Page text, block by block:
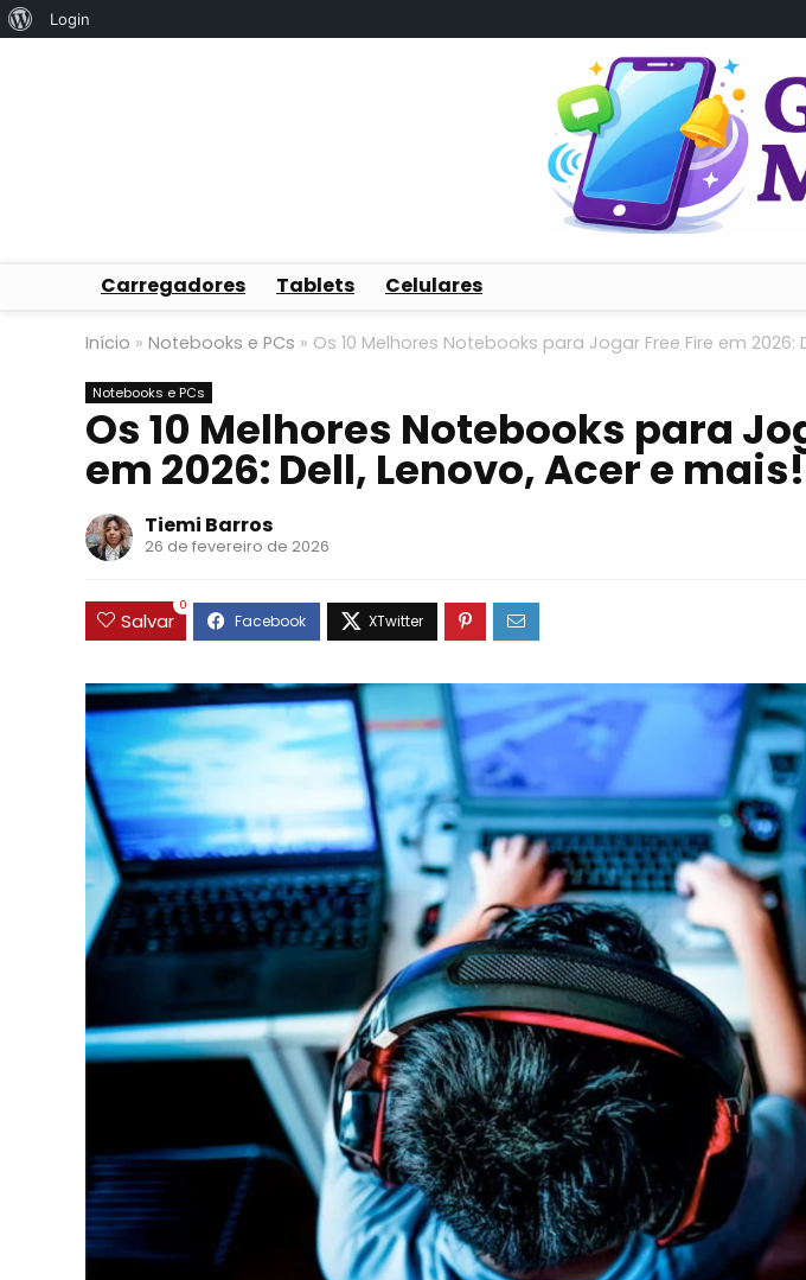
Sobre
Login
Carregadores Tablets Celulares
Início » Notebooks e PCs » Os 10 Melhores Notebooks para Jogar Free Fire em 2026:
Notebooks e PCs
Os 10 Melhores Notebooks para
em 2026: Dell, Lenovo, Acer e mais!
Tiemi Barros
26 de fevereiro de 2026
Salvar
0